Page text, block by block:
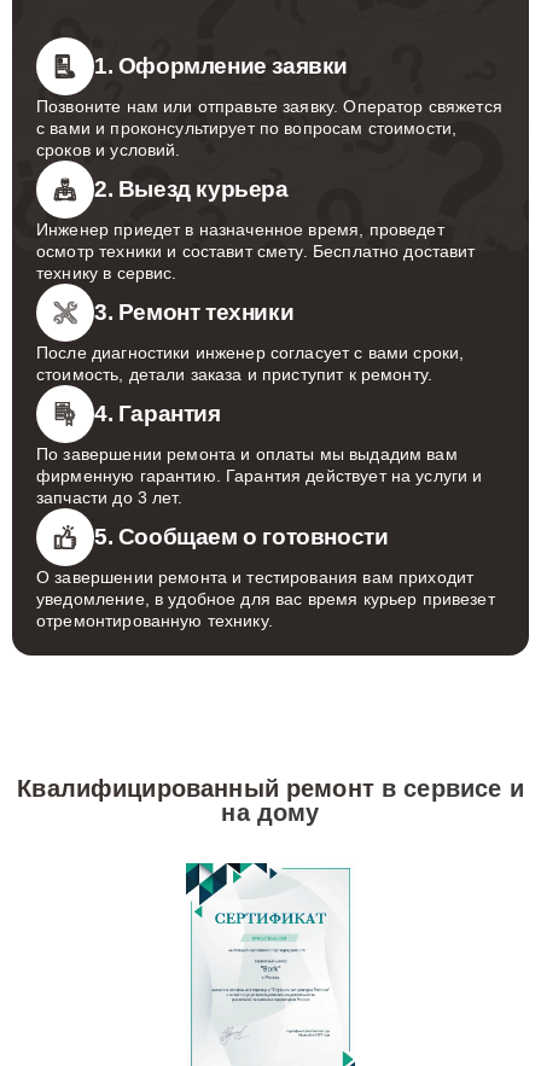
1. Оформление заявки
Позвоните нам или отправьте заявку. Оператор свяжется
с вами и проконсультирует по вопросам стоимости,
сроков и условий.
2. Выезд курьера
Инженер приедет в назначенное время, проведет
осмотр техники и составит смету. Бесплатно доставит
технику в сервис.
3. Ремонт техники
После диагностики инженер согласует с вами сроки,
стоимость, детали заказа и приступит к ремонту.
4. Гарантия
По завершении ремонта и оплаты мы выдадим вам
фирменную гарантию. Гарантия действует на услуги и
запчасти до 3 лет.
5. Сообщаем о готовности
О завершении ремонта и тестирования вам приходит
уведомление, в удобное для вас время курьер привезет
отремонтированную технику.
Квалифицированный ремонтв сервисе и
на дому